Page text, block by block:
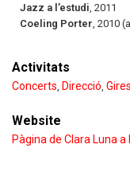
Jazz a l’estudi , 2011
Coeling Porter , 2010
Activitats
Concerts Direcció Gires
Website
Pàgina de Clara Luna